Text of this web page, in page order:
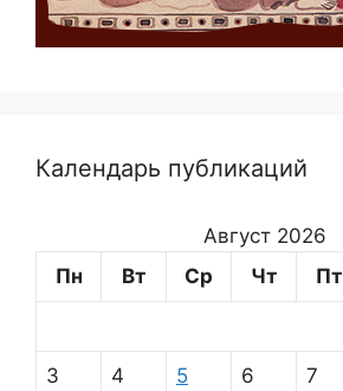
Календарь публикаций
Август 2026
Пн
Вт Ср Чт Пт
3 4 5 6 7